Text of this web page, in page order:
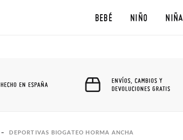
BEBÉ NIÑO NIÑA
HECHO EN ESPAÑA
ENVÍOS, CAMBIOS Y
DEVOLUCIONES GRATIS
DEPORTIVAS BIOGATEO HORMA ANCHA